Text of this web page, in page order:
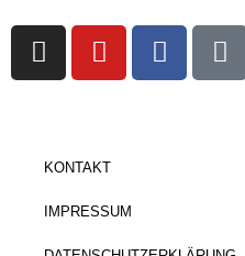
KONTAKT
IMPRESSUM
Copyright © 2023